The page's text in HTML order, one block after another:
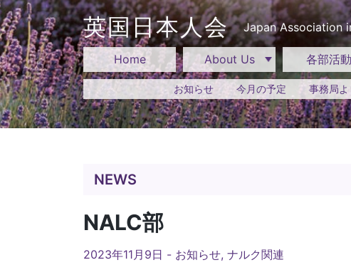
Skip
to
content
英国日本人会 Japan Association
Home About Us 各部活動
お知らせ 今月の予定 事務局よ
NEWS
NALC部
2023年11月9日 - お知らせ, ナルク関連